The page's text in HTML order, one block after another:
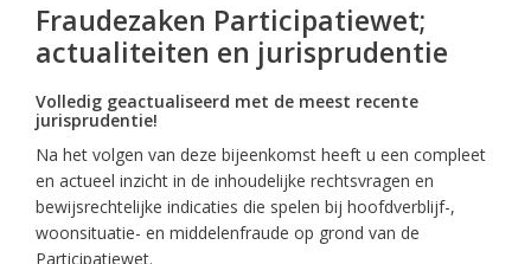
Fraudezaken Participatiewet;
actualiteiten en jurisprudentie
Volledig geactualiseerd met de meest recente
jurisprudentie!
Na het volgen van deze bijeenkomst heeft u een compleet
en actueel inzicht in de inhoudelijke rechtsvragen en
bewijsrechtelijke indicaties die spelen bij hoofdverblijf-,
woonsituatie- en middelenfraude op grond van de
Participatiewet.